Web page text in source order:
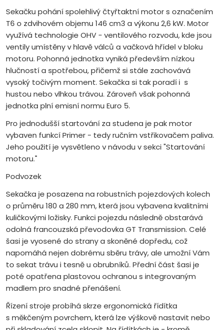
Sekačku pohání spolehlivý čtyřtaktní motor s označením
T6 o zdvihovém objemu 146 cm3 a výkonu 2,6 kW. Motor
využívá technologie OHV - ventilového rozvodu, kde jsou
ventily umístěny v hlavě válců a vačková hřídel v bloku
motoru. Pohonná jednotka vyniká především nízkou
hlučností a spotřebou, přičemž si stále zachovává
vysoký točivým moment. Sekačka si tak poradí i s
hustou nebo vlhkou trávou. Zároveň však pohonná
jednotka plní emisní normu Euro 5.
Pro jednodušší startování za studena je pak motor
vybaven funkcí Primer - tedy ručním vstřikovačem paliva.
Jeho použití je vysvětleno v návodu v sekci "Startování
motoru."
Podvozek
Sekačka je posazena na robustních pojezdových kolech
o průměru 180 a 280 mm, která jsou vybavena kvalitními
kuličkovými ložisky. Funkci pojezdu následně obstarává
odolná francouzská převodovka GT Transmission. Celé
šasi je vyosené do strany a skoněné dopředu, což
napomáhá nejen dobrému sběru trávy, ale umožní Vám
to sekat trávu i tesně u obrubníků. Přední část šasi je
poté opatřena plastovou ochranou s integrovaným
madlem pro snadné přenášení.
Řízení stroje probíhá skrze ergonomická řídítka
s měkčeným povrchem, která lze výškově nastavit nebo